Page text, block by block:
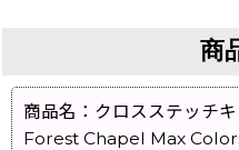
商
商品名：クロスステッチ
Forest Chapel Max